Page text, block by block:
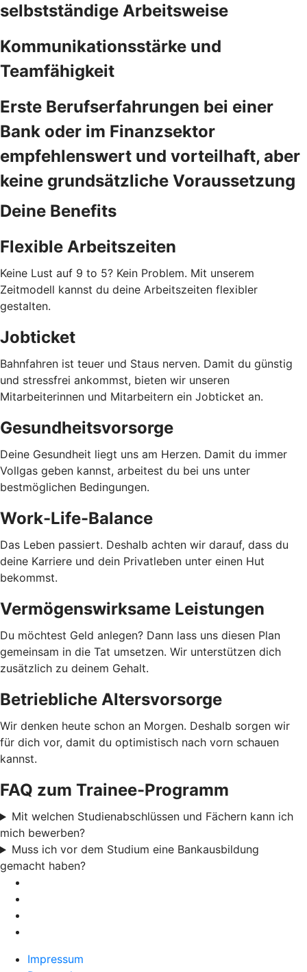
selbstständige Arbeitsweise
Kommunikationsstärke und
Teamfähigkeit
Erste Berufserfahrungen bei einer
Bank oder im Finanzsektor
empfehlenswert und vorteilhaft, aber
keine grundsätzliche Voraussetzung
Deine Benefits
Flexible Arbeitszeiten
Keine Lust auf 9 to 5? Kein Problem. Mit unserem
Zeitmodell kannst du deine Arbeitszeiten flexibler
gestalten.
Jobticket
Bahnfahren ist teuer und Staus nerven. Damit du günstig
und stressfrei ankommst, bieten wir unseren
Mitarbeiterinnen und Mitarbeitern ein Jobticket an.
Gesundheitsvorsorge
Deine Gesundheit liegt uns am Herzen. Damit du immer
Vollgas geben kannst, arbeitest du bei uns unter
bestmöglichen Bedingungen.
Work-Life-Balance
Das Leben passiert. Deshalb achten wir darauf, dass du
deine Karriere und dein Privatleben unter einen Hut
bekommst.
Vermögenswirksame Leistungen
Du möchtest Geld anlegen? Dann lass uns diesen Plan
gemeinsam in die Tat umsetzen. Wir unterstützen dich
zusätzlich zu deinem Gehalt.
Betriebliche Altersvorsorge
Wir denken heute schon an Morgen. Deshalb sorgen wir
für dich vor, damit du optimistisch nach vorn schauen
kannst.
FAQ zum Trainee-Programm
Mit welchen Studienabschlüssen und Fächern kann ich
mich bewerben?
Muss ich vor dem Studium eine Bankausbildung
gemacht haben?
Impressum